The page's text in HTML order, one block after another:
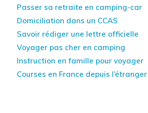
Passer sa retraite en camping-car
Domiciliation dans un CCAS
Savoir rédiger une lettre officielle
Voyager pas cher en camping
Instruction en famille pour voyager
Courses en France depuis l’étranger